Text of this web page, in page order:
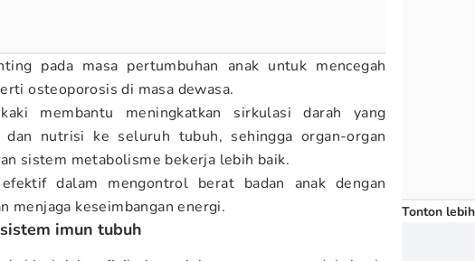
pada masa pertumbuhan anak untuk mencegah
osteoporosis di masa dewasa.
membantu meningkatkan sirkulasi darah yang
dan nutrisi ke seluruh tubuh, sehingga organ-organ
sistem metabolisme bekerja lebih baik.
dalam mengontrol berat badan anak dengan
menjaga keseimbangan energi.
imun tubuh
Tonton